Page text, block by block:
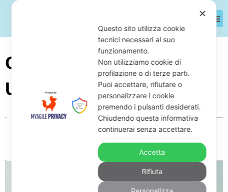
Cosa Succede Dopo
Un’Ipoteca Giudiziale?
Giuseppe Monardo Marzo 26, 2025
08:29
Nessun commento
✕
Questo sito utilizza cookie
tecnici necessari al suo
funzionamento.
Non utilizziamo cookie di
profilazione o di terze parti.
Puoi accettare, rifiutare o
personalizzare i cookie
premendo i pulsanti desiderati.
Chiudendo questa informativa
continuerai senza accettare.
Accetta
Rifiuta